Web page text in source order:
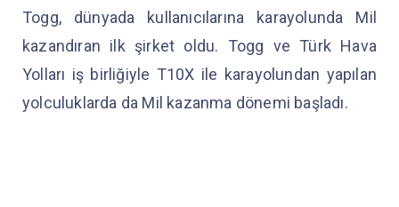
Togg, dünyada kullanıcılarına karayolunda Mil
kazandıran ilk şirket oldu. Togg ve Türk Hava
Yolları iş birliğiyle T10X ile karayolundan yapılan
yolculuklarda da Mil kazanma dönemi başladı.